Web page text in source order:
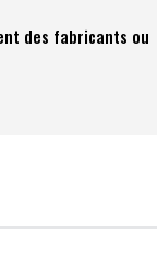
des fabricants ou